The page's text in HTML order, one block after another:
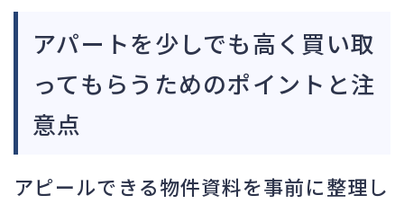
アパートを少しでも高く買い取
ってもらうためのポイントと注
意点
アピールできる物件資料を事前に整理し